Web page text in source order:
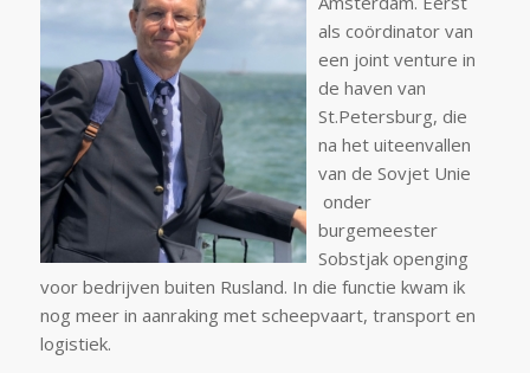
als coördinator van
een joint venture in
de haven van
St.Petersburg, die
na het uiteenvallen
van de Sovjet Unie
onder
burgemeester
Sobstjak openging
voor bedrijven buiten Rusland. In die functie kwam ik
nog meer in aanraking met scheepvaart, transport en
logistiek.